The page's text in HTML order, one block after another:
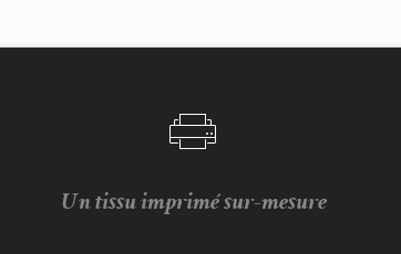
Un tissu imprimé sur-mesure